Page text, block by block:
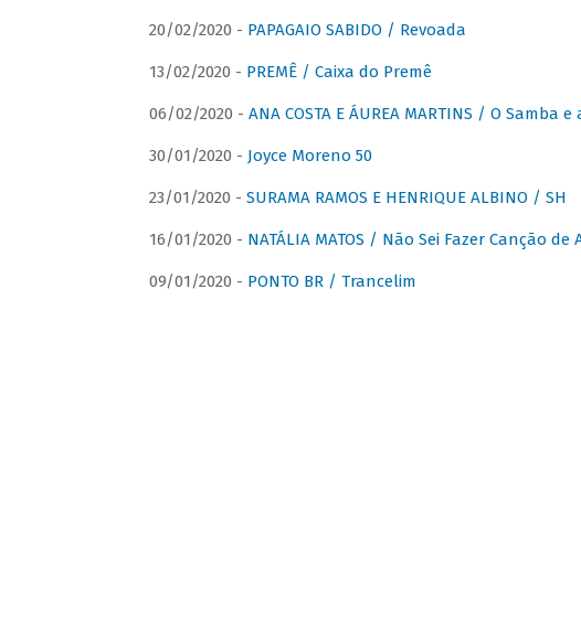
20/02/2020 - PAPAGAIO SABIDO / Revoada
13/02/2020 - PREMÊ / Caixa do Premê
06/02/2020 - ANA COSTA E ÁUREA MARTINS / O
30/01/2020 - Joyce Moreno 50
23/01/2020 - SURAMA RAMOS E HENRIQUE ALBINO / SH
16/01/2020 - NATÁLIA MATOS / Não Sei Fazer Canção de
09/01/2020 - PONTO BR / Trancelim